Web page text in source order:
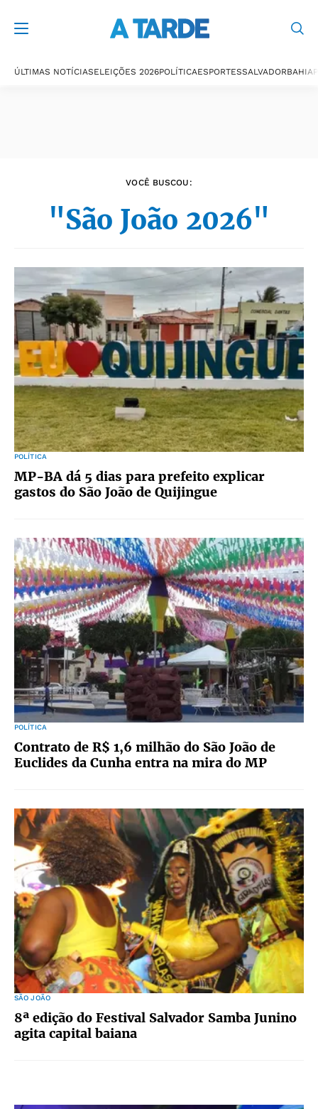
ÚLTIMAS NOTÍCIASELEIÇÕES 2026POLÍTICAESPORTESSALVADORBAHIA
VOCÊ BUSCOU:
"São João 2026"
POLÍTICA
MP-BA dá 5 dias para prefeito explicar
gastos do São João de Quijingue
POLÍTICA
Contrato de R$ 1,6 milhão do São João de
Euclides da Cunha entra na mira do MP
SÃO JOÃO
8ª edição do Festival Salvador Samba Junino
agita capital baiana